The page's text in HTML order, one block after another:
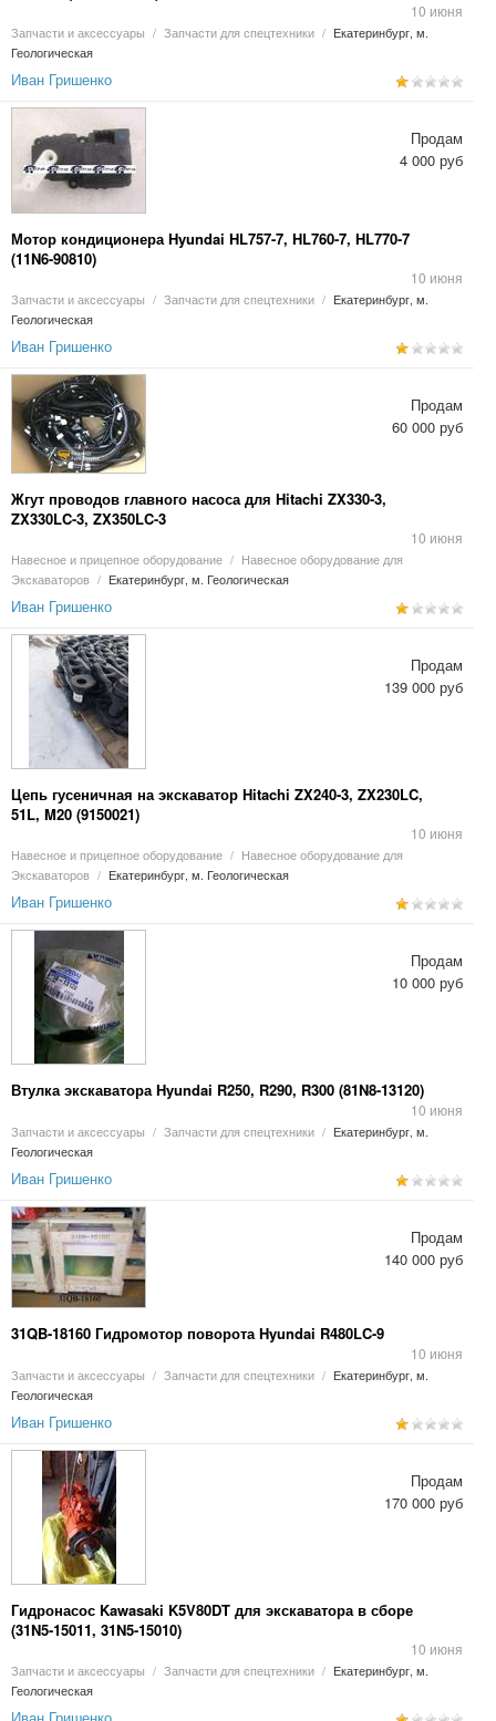
10 июня
Запчасти и аксессуары / Запчасти для спецтехники / Екатеринбург, м.
Геологическая
Иван Гришенко
Мотор кондиционера Hyundai HL757-7, HL760-7, HL770-7
(11N6-90810)
10 июня
Запчасти и аксессуары / Запчасти для спецтехники / Екатеринбург, м.
Геологическая
Продам
4 000 руб
Иван Гришенко
Жгут проводов главного насоса для Hitachi ZX330-3,
ZX330LC-3, ZX350LC-3
10 июня
Навесное и прицепное оборудование / Навесное оборудование для
Экскаваторов / Екатеринбург, м. Геологическая
Продам
60 000 руб
Иван Гришенко
Цепь гусеничная на экскаватор Hitachi ZX240-3, ZX230LC,
51L, M20 (9150021)
10 июня
Навесное и прицепное оборудование / Навесное оборудование для
Экскаваторов / Екатеринбург, м. Геологическая
Продам
139 000 руб
Иван Гришенко
Втулка экскаватора Hyundai R250, R290, R300 (81N8-13120)
10 июня
Запчасти и аксессуары / Запчасти для спецтехники / Екатеринбург, м.
Геологическая
Продам
10 000 руб
Иван Гришенко
31QB-18160 Гидромотор поворота Hyundai R480LC-9
10 июня
Запчасти и аксессуары / Запчасти для спецтехники / Екатеринбург, м.
Геологическая
Продам
140 000 руб
Иван Гришенко
Гидронасос Kawasaki K5V80DT для экскаватора в сборе
(31N5-15011, 31N5-15010)
10 июня
Запчасти и аксессуары / Запчасти для спецтехники / Екатеринбург, м.
Геологическая
Продам
170 000 руб